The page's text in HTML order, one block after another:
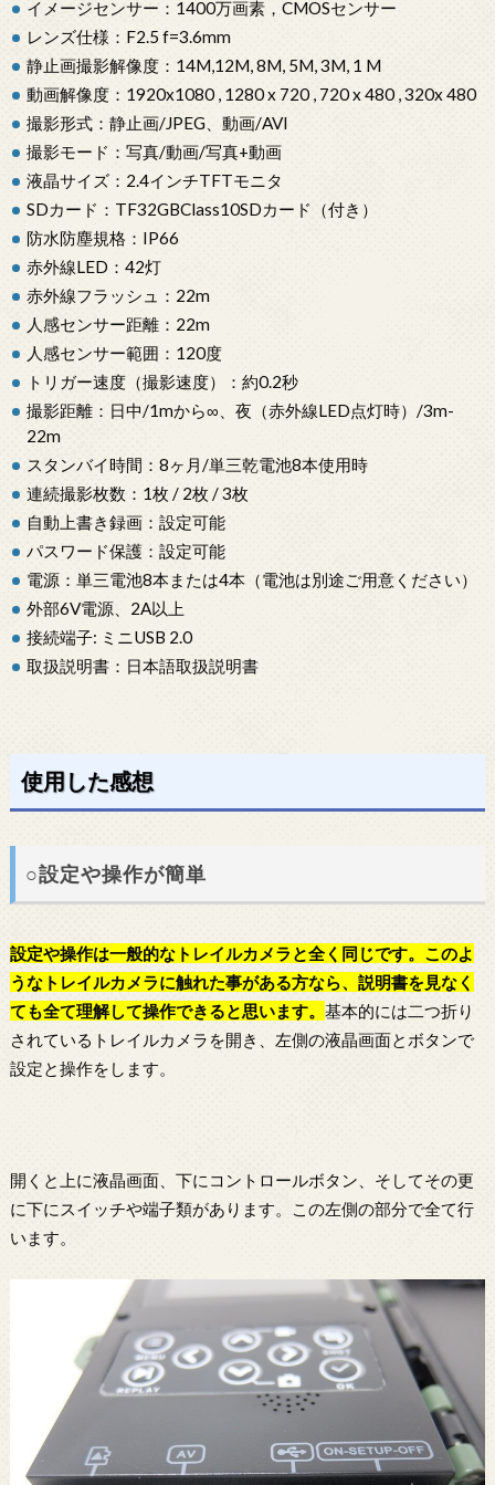
イメージセンサー：1400万画素，CMOSセンサー
レンズ仕様：F2.5 f=3.6mm
静止画撮影解像度：14M,12M, 8M, 5M, 3M, 1 M
動画解像度：1920x1080 , 1280 x 720 , 720 x 480 , 320x 480
撮影形式：静止画/JPEG、動画/AVI
撮影モード：写真/動画/写真+動画
液晶サイズ：2.4インチTFTモニタ
SDカード：TF32GBClass10SDカード（付き）
防水防塵規格：IP66
赤外線LED：42灯
赤外線フラッシュ：22m
人感センサー距離：22m
人感センサー範囲：120度
トリガー速度（撮影速度）：約0.2秒
撮影距離：日中/1mから∞、夜（赤外線LED点灯時）/3m-
22m
スタンバイ時間：8ヶ月/単三乾電池8本使用時
連続撮影枚数：1枚 / 2枚 / 3枚
自動上書き録画：設定可能
パスワード保護：設定可能
電源：単三電池8本または4本（電池は別途ご用意ください）
外部6V電源、2A以上
接続端子: ミニUSB 2.0
取扱説明書：日本語取扱説明書
使用した感想
○設定や操作が簡単
設定や操作は一般的なトレイルカメラと全く同じです。このよ
うなトレイルカメラに触れた事がある方なら、説明書を見なく
ても全て理解して操作できると思います。 基本的には二つ折り
されているトレイルカメラを開き、左側の液晶画面とボタンで
設定と操作をします。
開くと上に液晶画面、下にコントロールボタン、そしてその更
に下にスイッチや端子類があります。この左側の部分で全て行
います。